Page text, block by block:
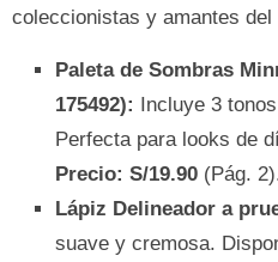
coleccionistas y amantes
Paleta de Sombras
175492): Incluye 3
Perfecta para looks de
Precio: S/19.90 (Pág.
Lápiz Delineador a
suave y cremosa.